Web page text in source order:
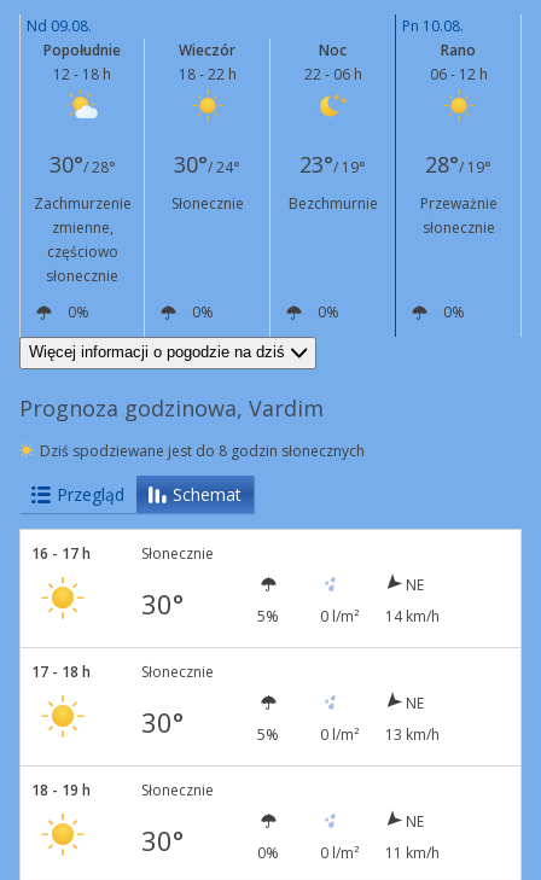
Nd 09.08.
Pn 10.08.
Popołudnie
12 - 18 h
Wieczór
18 - 22 h
Noc
22 - 06 h
Rano
06 - 12 h
30°/ 28° 30°/ 24° 23°/ 19° 28°/ 19°
Zachmurzenie
zmienne,
częściowo
słonecznie
Słonecznie Bezchmurnie
Przeważnie
słonecznie
0% 0% 0%
0%
NE
14 km/h NE
6 km/h
Więcej informacji o pogodzie na dziś
Prognoza godzinowa, Vardim
Dziś spodziewane jest do 8 godzin słonecznych
Przegląd Schemat
16 - 17 h Słonecznie
30° 5% 0 l/m²
NE
14 km/h
17 - 18 h Słonecznie
30° 5% 0 l/m²
NE
13 km/h
18 - 19 h Słonecznie
30° 0% 0 l/m²
NE
11 km/h